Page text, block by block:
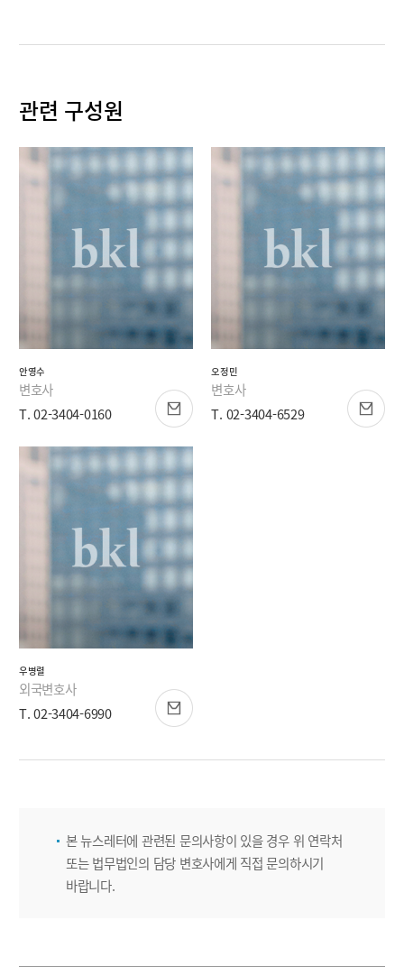
관련 구성원
안영수
변호사
T. 02-3404-0160
오정민
변호사
T. 02-3404-6529
우병렬
외국변호사
T. 02-3404-6990
본 뉴스레터에 관련된 문의사항이 있을 경우 위 연락처
또는 법무법인의 담당 변호사에게 직접 문의하시기
바랍니다.